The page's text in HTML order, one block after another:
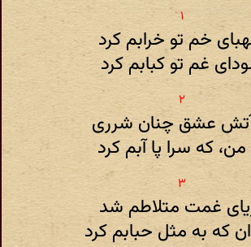
خم تو خرابم کرد
غم تو کبابم کرد
عشق چنان شرری
که سرا پا آبم کرد
غمت متلاطم شد
که به مثل حبابم کرد